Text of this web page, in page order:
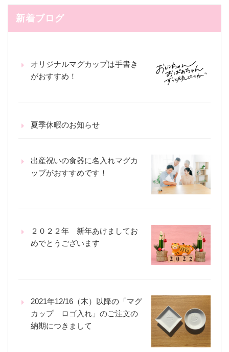
新着ブログ
オリジナルマグカップは手書き
がおすすめ！
夏季休暇のお知らせ
出産祝いの食器に名入れマグカ
ップがおすすめです！
２０２２年 新年あけましてお
めでとうございます
2021年12/16（木）以降の「マグ
カップ ロゴ入れ」のご注文の
納期につきまして